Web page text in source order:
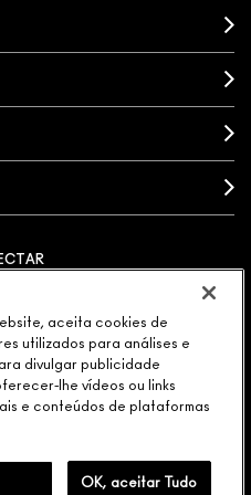
POLÍTICA DE PRIVACIDADE
FALSIFICADOS
TODOS OS DIREITOS
DE COSMÉTICOS LTDA. |
aceita cookies de
utilizados para análises e
divulgar publicidade
lhe vídeos ou links
e conteúdos de plataformas
OK, aceitar Tudo